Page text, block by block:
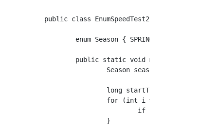
public class EnumSpeedTest2 {